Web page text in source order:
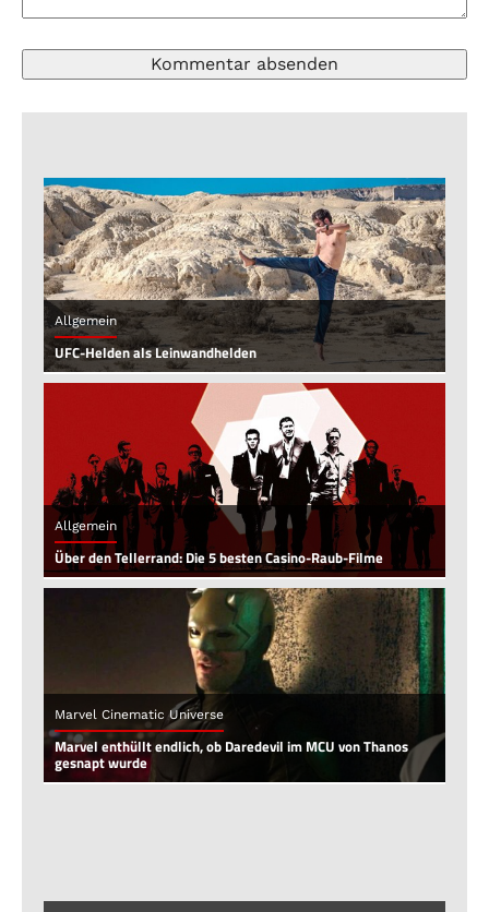
Allgemein
UFC-Helden als Leinwandhelden
Allgemein
Über den Tellerrand: Die 5 besten Casino-Raub-Filme
Marvel Cinematic Universe
Marvel enthüllt endlich, ob Daredevil im MCU von Thanos
gesnapt wurde